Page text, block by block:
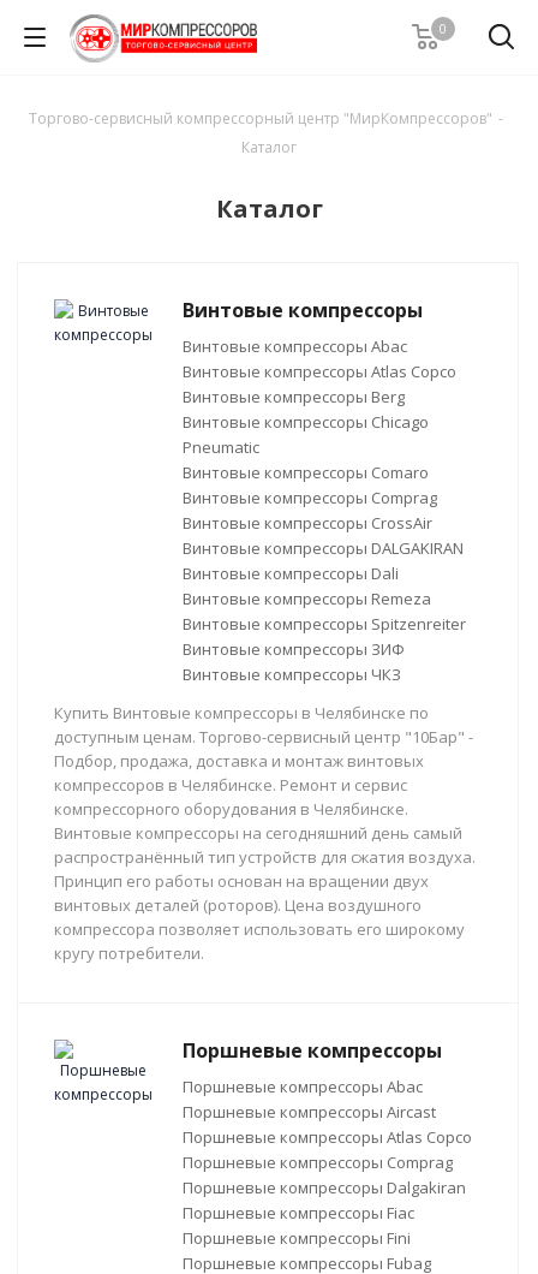
0
Торгово-сервисный компрессорный центр "МирКомпрессоров" -
Каталог
Каталог
Винтовые компрессоры
Винтовые компрессоры Abac
Винтовые компрессоры Atlas Copco
Винтовые компрессоры Berg
Винтовые компрессоры Chicago
Pneumatic
Винтовые компрессоры Comaro
Винтовые компрессоры Comprag
Винтовые компрессоры CrossAir
Винтовые компрессоры DALGAKIRAN
Винтовые компрессоры Dali
Винтовые компрессоры Remeza
Винтовые компрессоры Spitzenreiter
Винтовые компрессоры ЗИФ
Винтовые компрессоры ЧКЗ
Купить Винтовые компрессоры в Челябинске по
доступным ценам. Торгово-сервисный центр "10Бар" -
Подбор, продажа, доставка и монтаж винтовых
компрессоров в Челябинске. Ремонт и сервис
компрессорного оборудования в Челябинске.
Винтовые компрессоры на сегодняшний день самый
распространённый тип устройств для сжатия воздуха.
Принцип его работы основан на вращении двух
винтовых деталей (роторов). Цена воздушного
компрессора позволяет использовать его широкому
кругу потребители.
Поршневые компрессоры
Поршневые компрессоры Abac
Поршневые компрессоры Aircast
Поршневые компрессоры Atlas Copco
Поршневые компрессоры Comprag
Поршневые компрессоры Dalgakiran
Поршневые компрессоры Fiac
Поршневые компрессоры Fini
Поршневые компрессоры Fubag